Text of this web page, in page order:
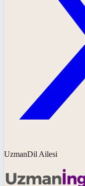
UzmanDil Ailesi